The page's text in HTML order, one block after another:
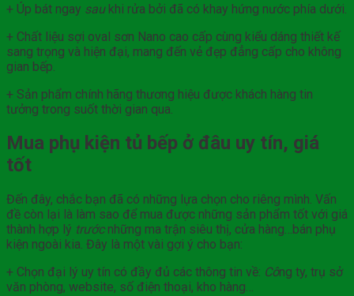
+ Úp bát ngay sau khi rửa bởi đã có khay hứng nước phía dưới.
+ Chất liệu sợi oval sơn Nano cao cấp cùng kiểu dáng thiết kế
sang trọng và hiện đại, mang đến vẻ đẹp đẳng cấp cho không
gian bếp.
+ Sản phẩm chính hãng thương hiệu được khách hàng tin
tưởng trong suốt thời gian qua.
Mua phụ kiện tủ bếp ở đâu uy tín, giá
tốt
Đến đây, chắc bạn đã có những lựa chọn cho riêng mình. Vấn
đề còn lại là làm sao để mua được những sản phẩm tốt với giá
thành hợp lý trước những ma trận siêu thị, cửa hàng…bán phụ
kiện ngoài kia. Đây là một vài gợi ý cho bạn:
+ Chọn đại lý uy tín có đầy đủ các thông tin về: Công ty, trụ sở
văn phòng, website, số điện thoại, kho hàng…